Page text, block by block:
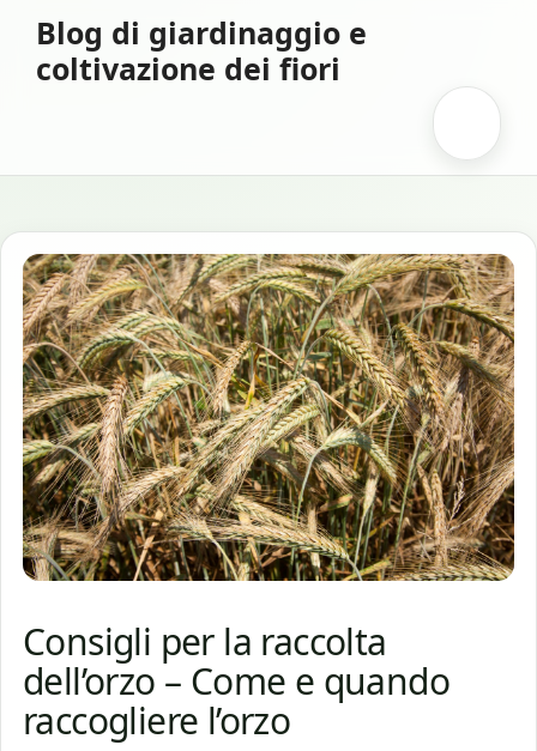
contenuto
Blog di giardinaggio e
coltivazione dei fiori
Consigli per la raccolta
dell’orzo – Come e quando
raccogliere l’orzo